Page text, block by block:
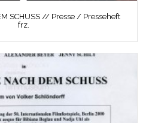
SCHUSS // Presse / Presseheft
frz.